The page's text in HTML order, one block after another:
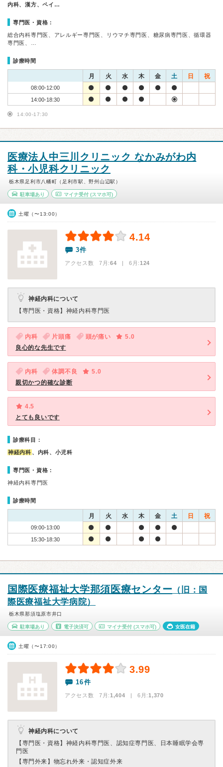
内科、漢方、ペイ…
専門医・資格：
総合内科専門医、アレルギー専門医、リウマチ専門医、糖尿病専門医、循環器
専門医、…
診療時間
月 火 水 木 金 土 日 祝
08:00-12:00
14:00-18:30
14:00-17:30
医療法人中三川クリニック なかみがわ内
科・小児科クリニック
栃木県足利市八幡町（足利市駅、野州山辺駅）
駐車場あり マイナ受付(スマホ可)
土曜（〜13:00）
4.14
3件
アクセス数 7月:64 | 6月:124
神経内科について
【専門医・資格】 神経内科専門医
内科 片頭痛 頭が痛い
5.0
良心的な先生です
内科 体調不良
5.0
親切かつ的確な診断
4.5
とても良いです
診療科目：
神経内科 、内科、小児科
専門医・資格：
神経内科専門医
診療時間
月 火 水 木 金 土 日 祝
09:00-13:00
15:30-18:30
国際医療福祉大学那須医療センター （旧：国
際医療福祉大学病院）
栃木県那須塩原市井口
駐車場あり 電子決済可 マイナ受付 (スマホ可) 女医在籍
土曜（〜17:00）
3.99
16件
アクセス数 7月:1,404 | 6月:1,370
神経内科について
【専門医・資格】 神経内科専門医、認知症専門医、日本睡眠学会専
門医
【専門外来】 物忘れ外来・認知症外来